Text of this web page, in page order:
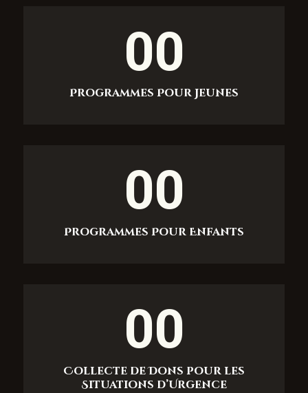
00
Programmes Pour Jeunes
00
Programmes Pour Enfants
00
Collecte de Dons pour les
Situations d’Urgence